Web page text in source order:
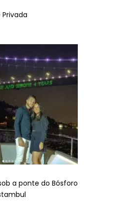
Privada
a ponte do Bósforo